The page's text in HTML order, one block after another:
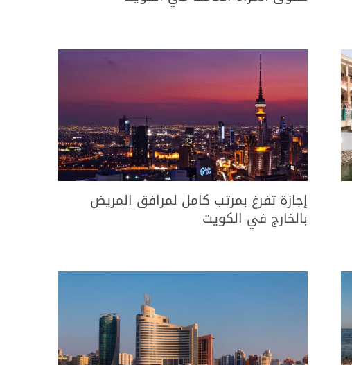
إجازة تفرغ بمرتب كامل لمرافق المريض
بالخارج في الكويت